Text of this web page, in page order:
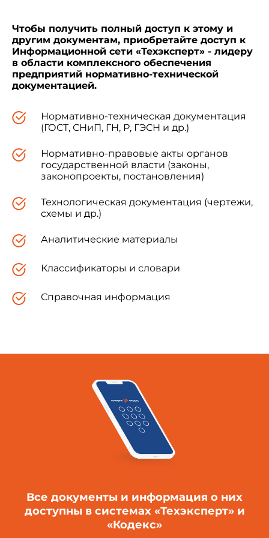
ближайшем выпуске ежемесячного
информационного указателя "Национальные
стандарты". Соответствующая
информация, уведомление и тексты
размещаются также в информационной
системе общего пользования - на
агентства по техническому регулированию и
метрологии в сети Интернет (www.gost.ru)
1 Область применения
положения, определение и целевое
классификационных групп системы стандартов
2 Нормативные ссылки
В настоящем стандарте использованы
ГОСТ 2.601Единая система
Чтобы получить полный доступ к этому и
другим документам, приобретайте доступ к
Информационной сети «Техэксперт» - лидеру
в области комплексного обеспечения
предприятий нормативно-технической
документацией.
Нормативно-техническая документация
(ГОСТ, СНиП, ГН, Р, ГЭСН и др.)
Нормативно-правовые акты органов
государственной власти (законы,
законопроекты, постановления)
Технологическая документация (чертежи,
схемы и др.)
Аналитические материалы
Классификаторы и словари
Справочная информация
Все документы и информация о них
доступны в системах «Техэксперт» и
«Кодекс»